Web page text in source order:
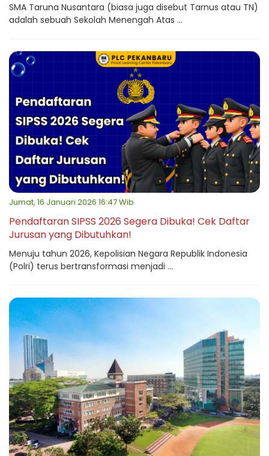
SMA Taruna Nusantara (biasa juga disebut Tarnus atau TN)
adalah sebuah Sekolah Menengah Atas ...
Jumat, 16 Januari 2026 16:47 Wib
Pendaftaran SIPSS 2026 Segera Dibuka! Cek Daftar
Jurusan yang Dibutuhkan!
Menuju tahun 2026, Kepolisian Negara Republik Indonesia
(Polri) terus bertransformasi menjadi ...